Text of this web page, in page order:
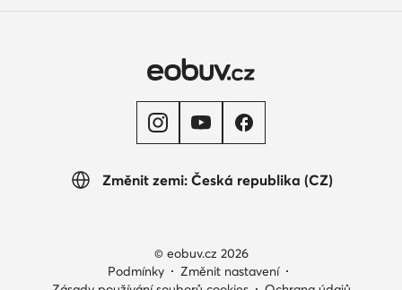
Změnit zemi: Česká republika (CZ)
© eobuv.cz 2026
Podmínky
Změnit nastavení